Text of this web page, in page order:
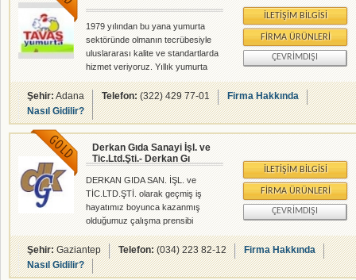
1979 yılından bu yana yumurta
sektöründe olmanın tecrübesiyle
uluslararası kalite ve standartlarda
hizmet veriyoruz. Yıllık yumurta
üretimimiz ile bölgenin en büyük
üreticisi konumundayız. Teknoloji ile
hijyenin birleştiği modern üretim
tesislerimizde, aylık 10 milyon adet
yumurta ambalajlama kapasitesine
sahibiz. Tavaş yumurta üretim
(depo,tasnif, paketleme, dağıtım)
tesisimizde üretimlerimizin her
aşamasında pest kontrol, personel
hijyeni, portör muayeneleri, tesis
hijyeni, ekipman hijyeni, yumurta
analizleri ve kalibrasyonu veterine
İLETIŞIM BILGISI
FIRMA ÜRÜNLERI
ÇEVRIMDIŞI
Şehir:Adana Telefon:(322) 429 77-01
Firma Hakkında
Nasıl Gidilir?
Derkan Gıda Sanayi İşl. ve
Tic.Ltd.Şti.- Derkan Gı
DERKAN GIDA SAN. İŞL. ve
TİC.LTD.ŞTİ. olarak geçmiş iş
hayatımız boyunca kazanmış
olduğumuz çalışma prensibi
doğrultusunda karşılaşacağımız
her türlü yeni koşula ayak
uydurabileceğimize inanmaktayız.
Kaliteli, sağlık koşulları altında
İLETIŞIM BILGISI
FIRMA ÜRÜNLERI
ÇEVRIMDIŞI
Şehir:Gaziantep Telefon:(034) 223 82-12
Firma Hakkında
Nasıl Gidilir?